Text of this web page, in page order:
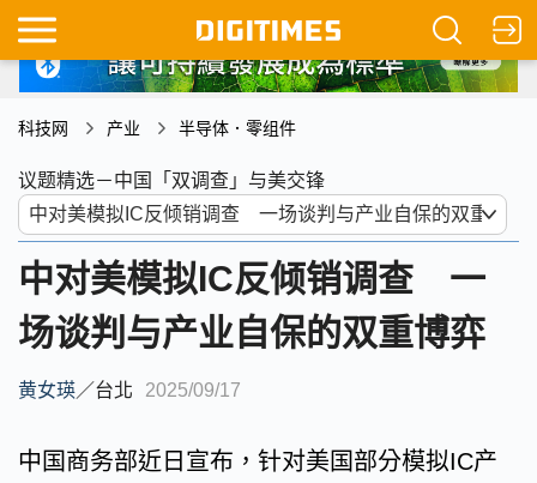
科技网 产业 半导体．零组件
议题精选－中国「双调查」与美交锋
中对美模拟IC反倾销调查 一
场谈判与产业自保的双重博弈
黄女瑛／台北 2025/09/17
中国商务部近日宣布，针对美国部分模拟IC产